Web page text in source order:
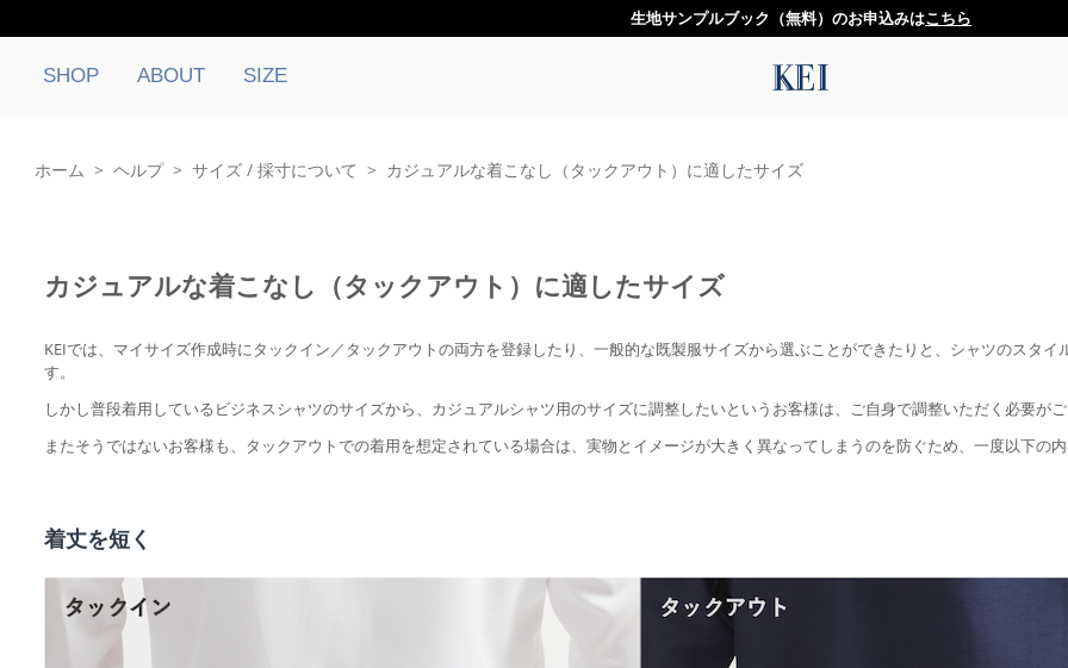
生地サンプルブック（無料）のお申込みはこちら
SHOP ABOUT SIZE
ホーム > ヘルプ > サイズ / 採寸について > カジュアルな着こなし（タックアウト）に適したサイズ
カジュアルな着こなし（タックアウト）に適したサイズ
KEIでは、マイサイズ作成時にタックイン／タックアウトの両方を登録したり、一般的な既製服サイズから選ぶことができたりと、シャツのスタ
す。
しかし普段着用しているビジネスシャツのサイズから、カジュアルシャツ用のサイズに調整したいというお客様は、ご自身で調整いただく必要が
またそうではないお客様も、タックアウトでの着用を想定されている場合は、実物とイメージが大きく異なってしまうのを防ぐため、一度以下の
着丈を短く